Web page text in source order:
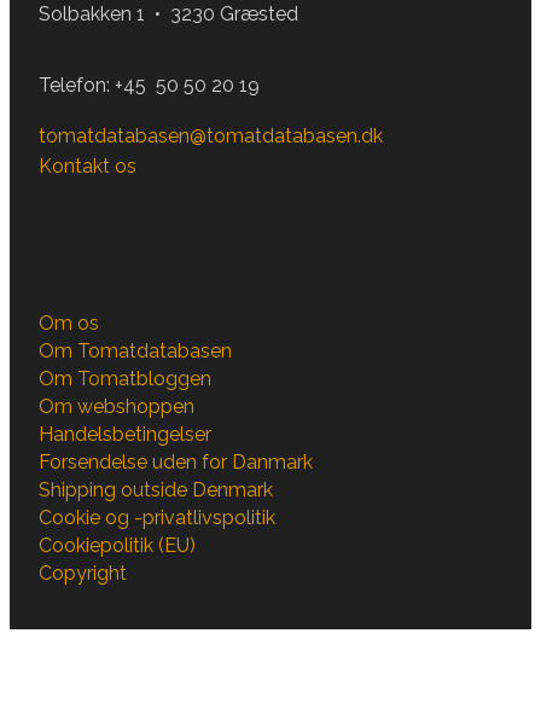
Solbakken 1 • 3230 Græsted
Telefon: +45 50 50 20 19
tomatdatabasen@tomatdatabasen.dk
Kontakt os
Om os
Om Tomatdatabasen
Om Tomatbloggen
Om webshoppen
Handelsbetingelser
Forsendelse uden for Danmark
Shipping outside Denmark
Cookie og -privatlivspolitik
Cookiepolitik (EU)
Copyright